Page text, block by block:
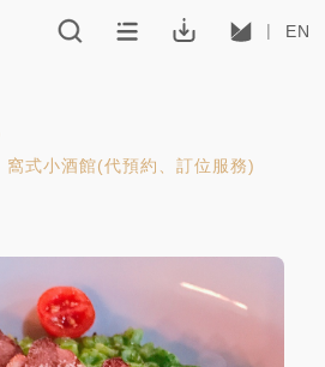
EN
式小酒館(代預約、訂位服務)